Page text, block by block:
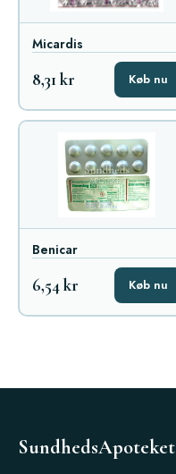
Micardis
8,31 kr Køb nu
Benicar
6,54 kr Køb nu
SundhedsApoteket